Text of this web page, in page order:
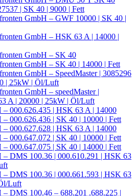
| SK 40 | 9000 | Fett
GmbH – GWF 10000 | SK 40 |
GmbH – HSK 63 A | 14000 |
GmbH – SK 40
GmbH – SK 40 | 14000 | Fett
GmbH – SpeedMaster | 3085296
| 25kW | Öl/Luft
GmbH – speedMaster |
A | 20000 | 25kW | Öl/Luft
– 000.626.435 | HSK 63 A | 14000
– 000.626.436 | SK 40 | 10000 | Fett
– 000.627.628 | HSK 63 A | 14000
– 000.647.072 | SK 40 | 10000 | Fett
– 000.647.075 | SK 40 | 14000 | Fett
– DMS 100.36 | 000.610.291 | HSK 63
– DMS 100.36 | 000.661.593 | HSK 63
Luft
– DMS 100.46 – 688.201 .688.225 |